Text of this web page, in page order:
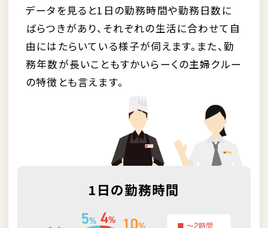
データを見ると1日の勤務時間や勤務日数に
ばらつきがあり、それぞれの生活に合わせて自
由にはたらいている様子が伺えます。また、勤
務年数が長いこともすかいらーくの主婦クルー
の特徴とも言えます。
1日の勤務時間